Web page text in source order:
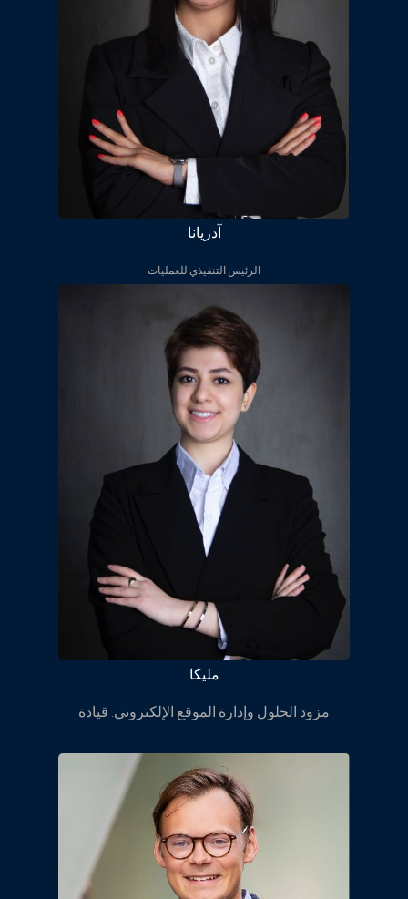
ملیکا
مزود الحلول وإدارة الموقع الإلكتروني. قيادة
آدریانا
الرئيس التنفيذي للعمليات